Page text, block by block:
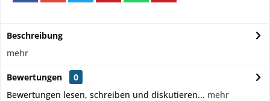
Beschreibung
mehr
Bewertungen
0
Bewertungen lesen, schreiben und diskutieren... mehr